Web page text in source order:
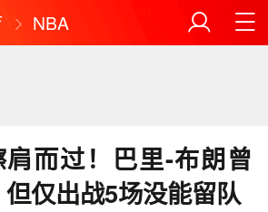
NBA
而过！巴里-布朗曾
仅出战5场没能留队